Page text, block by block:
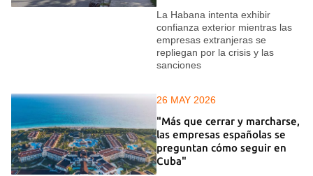
La Habana intenta exhibir
confianza exterior mientras las
empresas extranjeras se
repliegan por la crisis y las
sanciones
26 MAY 2026
"Más que cerrar y marcharse,
las empresas españolas se
preguntan cómo seguir en
Cuba"